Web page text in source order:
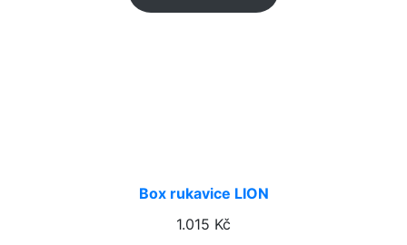
Box rukavice LION
1.015 Kč